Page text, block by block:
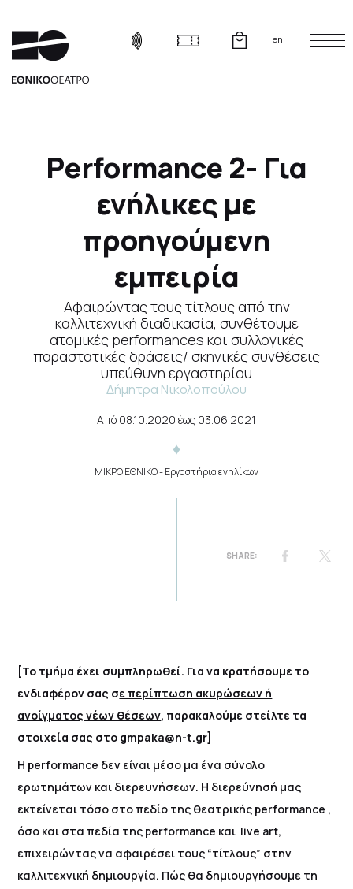
en
Performance 2- Για
ενήλικες με
προηγούμενη
εμπειρία
Αφαιρώντας τους τίτλους από την
καλλιτεχνική διαδικασία, συνθέτουμε
ατομικές performances και συλλογικές
παραστατικές δράσεις/ σκηνικές συνθέσεις
υπεύθυνη εργαστηρίου
Δήμητρα Νικολοπούλου
Από 08.10.2020 έως 03.06.2021
ΜΙΚΡΟ ΕΘΝΙΚΟ- Εργαστήρια ενηλίκων
[Το τμήμα έχει συμπληρωθεί. Για να κρατήσουμε το
ενδιαφέρον σας σε περίπτωση ακυρώσεων ή
ανοίγματος νέων θέσεων, παρακαλούμε στείλτε τα
στοιχεία σας στο gmpaka@n-t.gr]
Η performance δεν είναι μέσο μα ένα σύνολο
ερωτημάτων και διερευνήσεων. Η διερεύνησή μας
εκτείνεται τόσο στο πεδίο της θεατρικής performance ,
όσο και στα πεδία της performance και live art,
επιχειρώντας να αφαιρέσει τους “τίτλους” στην
καλλιτεχνική δημιουργία. Πώς θα δημιουργήσουμε τη